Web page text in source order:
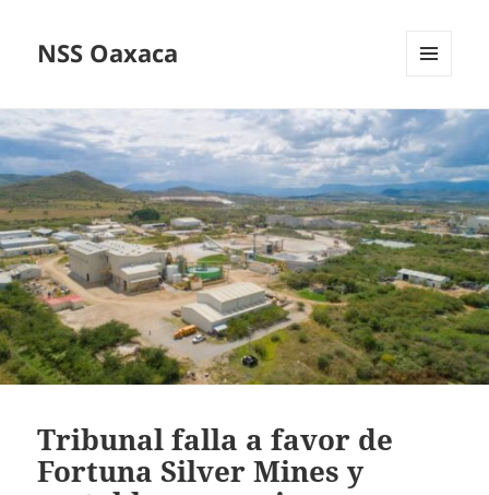
NSS Oaxaca
WIDGETS
Tribunal falla a favor de
Fortuna Silver Mines y